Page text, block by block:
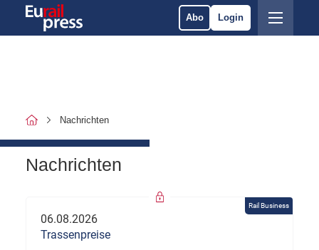
Abo Login
Nachrichten
Nachrichten
Rail Business
06.08.2026
Trassenpreise